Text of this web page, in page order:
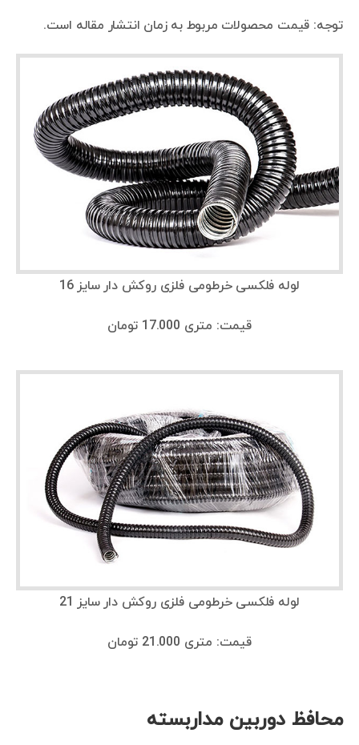
توجه: قیمت محصولات مربوط به زمان انتشار مقاله است.
لوله فلکسی خرطومی فلزی روکش دار سایز 16
قیمت: متری 17.000 تومان
لوله فلکسی خرطومی فلزی روکش دار سایز 21
قیمت: متری 21.000 تومان
محافظ دوربین مداربسته